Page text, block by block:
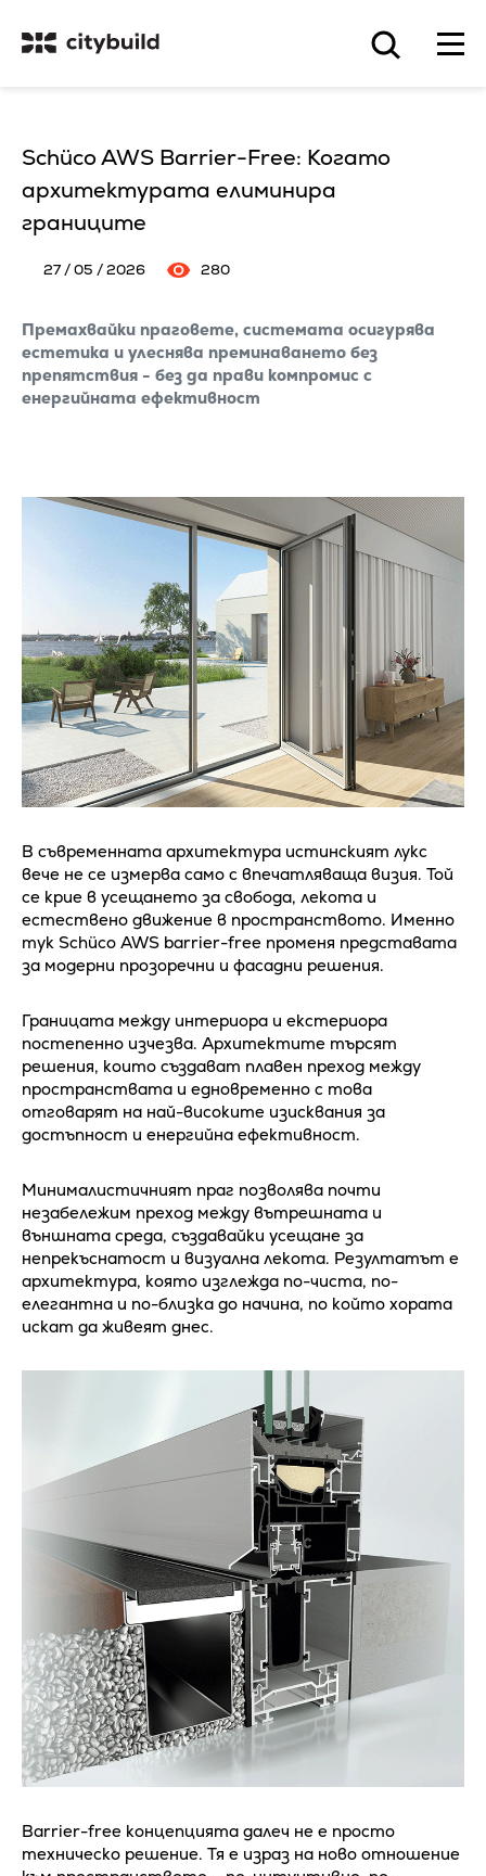
Schüco AWS Barrier-Free: Когато
архитектурата елиминира
границите
27 / 05 / 2026 280
Премахвайки праговете, системата осигурява
естетика и улеснява преминаването без
препятствия - без да прави компромис с
енергийната ефективност
В съвременната архитектура истинският лукс
вече не се измерва само с впечатляваща визия. Той
се крие в усещането за свобода, лекота и
естествено движение в пространството. Именно
тук Schüco AWS barrier-free променя представата
за модерни прозоречни и фасадни решения.
Границата между интериора и екстериора
постепенно изчезва. Архитектите търсят
решения, които създават плавен преход между
пространствата и едновременно с това
отговарят на най-високите изисквания за
достъпност и енергийна ефективност.
Минималистичният праг позволява почти
незабележим преход между вътрешната и
външната среда, създавайки усещане за
непрекъснатост и визуална лекота. Резултатът е
архитектура, която изглежда по-чиста, по-
елегантна и по-близка до начина, по който хората
искат да живеят днес.
Barrier-free концепцията далеч не е просто
техническо решение. Тя е израз на ново отношение